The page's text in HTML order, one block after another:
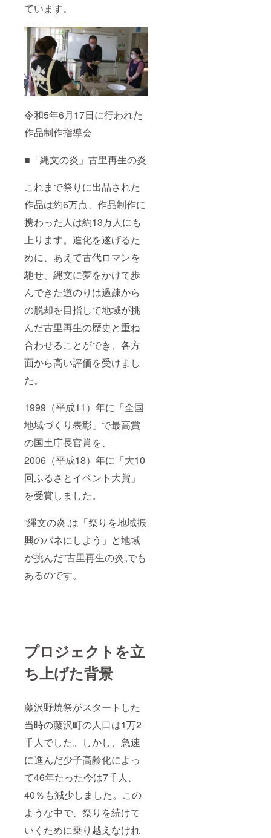
ています。
令和5年6月17日に行われた
作品制作指導会
■「縄文の炎」古里再生の炎
これまで祭りに出品された
作品は約6万点、作品制作に
携わった人は約13万人にも
上ります。進化を遂げるた
めに、あえて古代ロマンを
馳せ、縄文に夢をかけて歩
んできた道のりは過疎から
の脱却を目指して地域が挑
んだ古里再生の歴史と重ね
合わせることができ、各方
面から高い評価を受けまし
た。
1999（平成11）年に「全国
地域づくり表彰」で最高賞
の国土庁長官賞を、
2006（平成18）年に「大10
回ふるさとイベント大賞」
を受賞しました。
”縄文の炎„は「祭りを地域振
興のバネにしよう」と地域
が挑んだ”古里再生の炎„でも
あるのです。
プロジェクトを立
ち上げた背景
藤沢野焼祭がスタートした
当時の藤沢町の人口は1万2
千人でした。しかし、急速
に進んだ少子高齢化によっ
て46年たった今は7千人、
40％も減少しました。この
ような中で、祭りを続けて
いくために乗り越えなけれ